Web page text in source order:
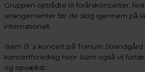
Gruppen optrådte til forårskoncerter,
arrangementer før de slog igennem på
internationalt.
Isam B´s koncert på Tranum
koncertforedrag hvor Isam også vil
og opvækst.